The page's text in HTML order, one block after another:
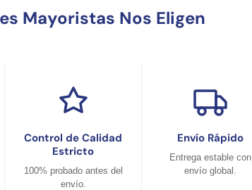
Mayoristas Nos Eligen
Control de Calidad
Estricto
100% probado antes del
envío.
Envío Rápido
Entrega estable con
envío global.